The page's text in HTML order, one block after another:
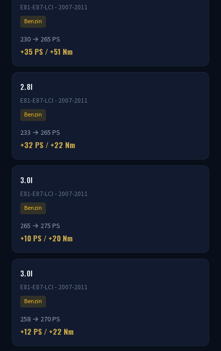
E81-E87-LCI - 2007-2011
Benzin
230 → 265 PS
+35 PS / +51 Nm
2.8I
E81-E87-LCI - 2007-2011
Benzin
233 → 265 PS
+32 PS / +22 Nm
3.0I
E81-E87-LCI - 2007-2011
Benzin
265 → 275 PS
+10 PS / +20 Nm
3.0I
E81-E87-LCI - 2007-2011
Benzin
258 → 270 PS
+12 PS / +22 Nm